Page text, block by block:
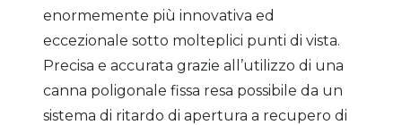
enormemente più innovativa ed
eccezionale sotto molteplici punti di vista.
Precisa e accurata grazie all’utilizzo di una
canna poligonale fissa resa possibile da un
sistema di ritardo di apertura a recupero di